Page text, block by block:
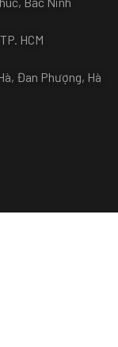
HCM
Đan Phượng, Hà